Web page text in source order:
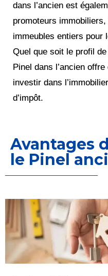
dans l’ancien est
promoteurs
immeubles entiers pour
Quel que soit le profil
Pinel dans l’ancien
investir dans
d’impôt.
Avantages
le Pinel